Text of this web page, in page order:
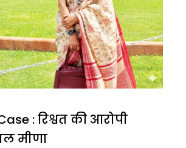
: रिश्वत की आरोपी
मीणा